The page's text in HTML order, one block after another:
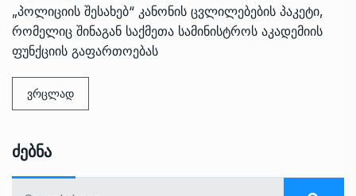
„პოლიციის შესახებ“ კანონის ცვლილებების პაკეტი,
რომელიც შინაგან საქმეთა სამინისტროს აკადემიის
ფუნქციის გაფართოებას
ვრცლად
Ძებნა